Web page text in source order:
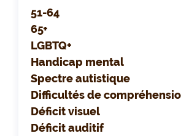
51-64
65+
LGBTQ+
Handicap mental
Spectre autistique
Difficultés de
Déficit visuel
Déficit auditif